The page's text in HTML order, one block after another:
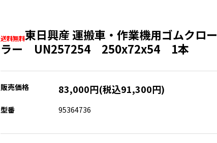
東日興産 運搬車・作業機用ゴムクロー
ラー UN257254 250x72x54 1本
販売価格 83,000円(税込91,300円)
型番 95364736